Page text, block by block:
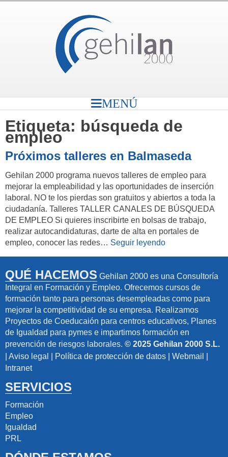
MENÚ
Etiqueta: búsqueda de
empleo
Próximos talleres en Balmaseda
Gehilan 2000 programa nuevos talleres de empleo para
mejorar la empleabilidad y las oportunidades de inserción
laboral. NO te los pierdas son gratuitos y abiertos a toda la
ciudadanía. Talleres TALLER CANALES DE BÚSQUEDA
DE EMPLEO Si quieres inscribirte en bolsas de trabajo,
realizar autocandidaturas, darte de alta en portales de
empleo, conocer las redes… Seguir leyendo
QUÉ HACEMOS Gehilan 2000 es una Consultoría
Integral en Formación y Empleo. Ofrecemos cursos de
formación tanto para personas desempleadas como para
mejorar la competitividad de su empresa. Realizamos
Proyectos de Coeducaión para centros educativos, Planes
de Igualdad para pymes e impartimos formación en
prevención de riesgos laborales. © 2025 Gehilan 2000 S.L.
Aviso legal Política de protección de datos Webmail
Intranet
SERVICIOS
Formación
Empleo
Igualdad
PRL